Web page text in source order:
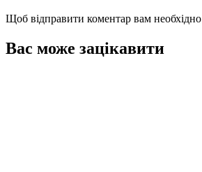
Щоб відправити коментар вам необхідно
Вас може зацікавити